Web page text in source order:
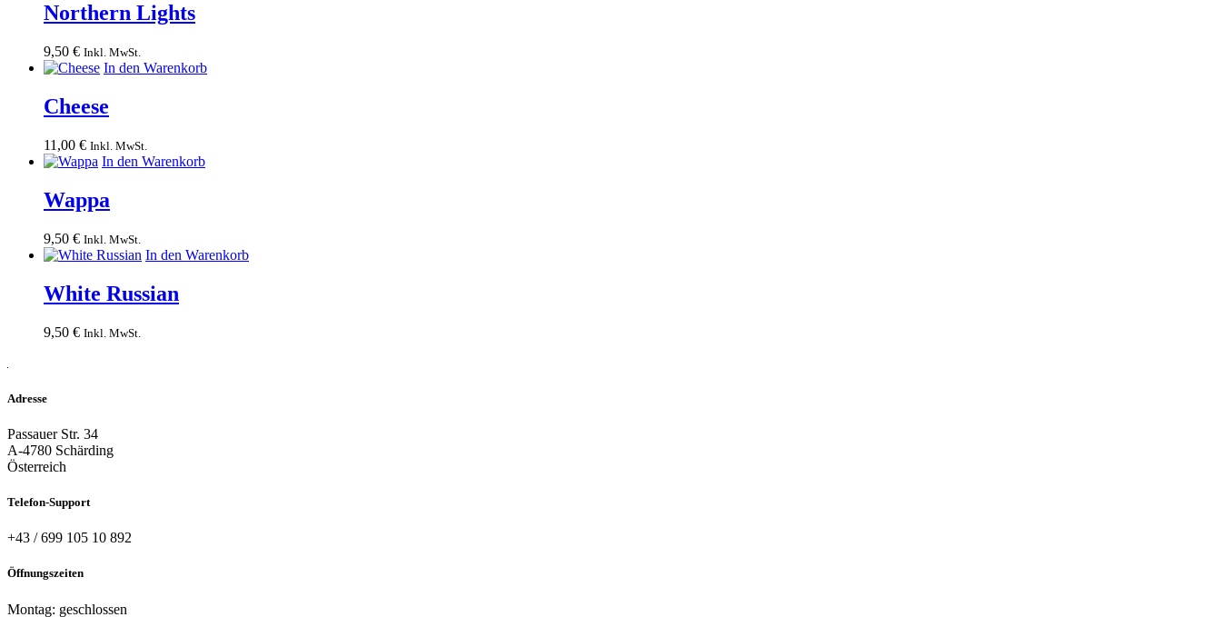
Northern Lights
9,50 € Inkl. MwSt.
In den Warenkorb
Cheese
11,00 € Inkl. MwSt.
In den Warenkorb
Wappa
9,50 € Inkl. MwSt.
In den Warenkorb
White Russian
9,50 € Inkl. MwSt.
Adresse
Passauer Str. 34
A-4780 Schärding
Österreich
Telefon-Support
+43 / 699 105 10 892
Öffnungszeiten
Montag: geschlossen